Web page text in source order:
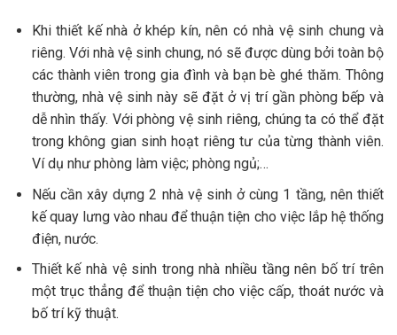
Khi thiết kế nhà ở khép kín, nên có nhà vệ sinh chung và
riêng. Với nhà vệ sinh chung, nó sẽ được dùng bởi toàn bộ
các thành viên trong gia đình và bạn bè ghé thăm. Thông
thường, nhà vệ sinh này sẽ đặt ở vị trí gần phòng bếp và
dễ nhìn thấy. Với phòng vệ sinh riêng, chúng ta có thể đặt
trong không gian sinh hoạt riêng tư của từng thành viên.
Ví dụ như phòng làm việc; phòng ngủ;…
Nếu cần xây dựng 2 nhà vệ sinh ở cùng 1 tầng, nên thiết
kế quay lưng vào nhau để thuận tiện cho việc lắp hệ thống
điện, nước.
Thiết kế nhà vệ sinh trong nhà nhiều tầng nên bố trí trên
một trục thẳng để thuận tiện cho việc cấp, thoát nước và
bố trí kỹ thuật.